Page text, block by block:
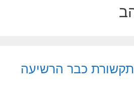
כבר הרשיעה